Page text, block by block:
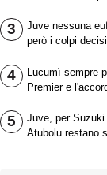
3
Juve nessuna
però i colpi
4
Lucumì sempre
Premier e
5
Juve, per
Atubolu restano